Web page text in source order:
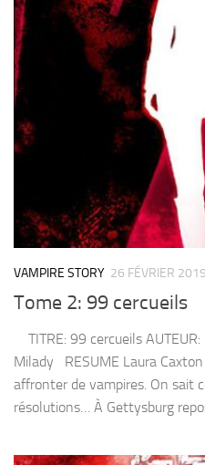
VAMPIRE STORY 26 FÉVRIER 2019
Tome 2: 99 cercueils
TITRE: 99 cercueils
Milady RESUME Laura
affronter de vampires. On sait
résolutions… À Gettysburg